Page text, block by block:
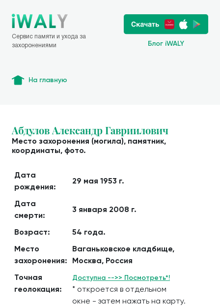
Сервис памяти и ухода за
захоронениями
Блог iWALY
На главную
Абдулов Александр Гавриилович
Место захоронения (могила), памятник,
координаты, фото.
Дата
рождения:
29 мая 1953 г.
Дата
смерти:
3 января 2008 г.
Возраст:
54 года.
Место
захоронения:
Ваганьковское кладбище,
Москва, Россия
Точная
геолокация:
Доступна -->> Посмотреть*!
* откроется в отдельном
окне - затем нажать на карту.